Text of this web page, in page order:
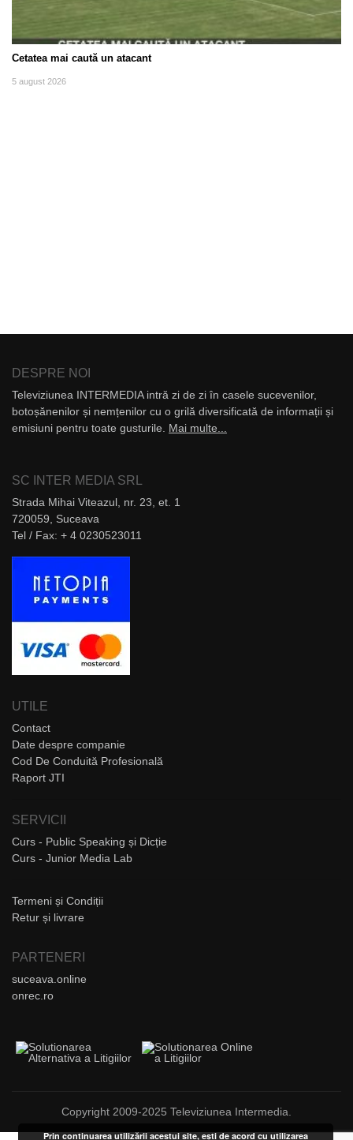
Cetatea mai caută un atacant
5 august 2026
DESPRE NOI
Televiziunea INTERMEDIA intră zi de zi în casele sucevenilor,
botoșănenilor și nemțenilor cu o grilă diversificată de informații și
emisiuni pentru toate gusturile. Mai multe...
SC INTER MEDIA SRL
Strada Mihai Viteazul, nr. 23, et. 1
720059, Suceava
Tel / Fax: + 4 0230523011
UTILE
Contact
Date despre companie
Cod De Conduită Profesională
Raport JTI
SERVICII
Curs - Public Speaking și Dicție
Curs - Junior Media Lab
Termeni și Condiții
Retur și livrare
PARTENERI
suceava.online
onrec.ro
Copyright 2009-2025 Televiziunea Intermedia.
Prin continuarea utilizării acestui site, ești de acord cu utilizarea